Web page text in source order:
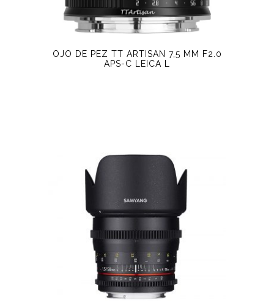
OJO DE PEZ TT ARTISAN 7,5 MM F2.0
APS-C LEICA L